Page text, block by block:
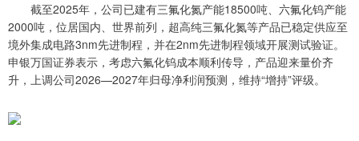
截至2025年，公司已建有三氟化氮产能18500吨、六氟化钨产能
2000吨，位居国内、世界前列，超高纯三氟化氮等产品已稳定供应至
境外集成电路3nm先进制程，并在2nm先进制程领域开展测试验证。
申银万国证券表示，考虑六氟化钨成本顺利传导，产品迎来量价齐
升，上调公司2026—2027年归母净利润预测，维持“增持”评级。